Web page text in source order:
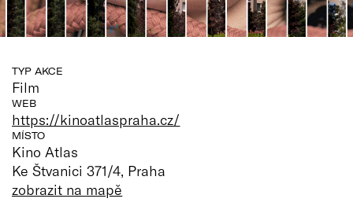
TYP AKCE
Film
WEB
https://kinoatlaspraha.cz/
MÍSTO
Kino Atlas
Ke Štvanici 371/4, Praha
zobrazit na mapě